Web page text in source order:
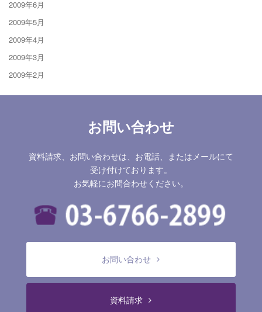
2009年6月
2009年5月
2009年4月
2009年3月
2009年2月
お問い合わせ
資料請求、お問い合わせは、お電話、またはメールにて
受け付けております。
お気軽にお問合わせください。
お問い合わせ
資料請求